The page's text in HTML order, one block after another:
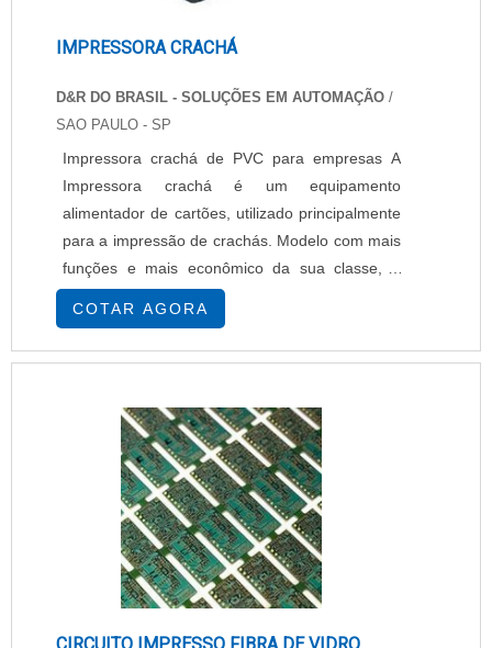
IMPRESSORA CRACHÁ
D&R DO BRASIL - SOLUÇÕES EM AUTOMAÇÃO /
SAO PAULO - SP
Impressora crachá de PVC para empresas A
Impressora crachá é um equipamento
alimentador de cartões, utilizado principalmente
para a impressão de crachás. Modelo com mais
funções e mais econômico da sua classe, a
Impressora crachá de cartões P100i, trabalha
com a alimentação de um cartão por vez. Com
ela, é possível criar cartões individuais
cliente. Funções opcionais, tais como
conectividade Ethernet, codi....
COTAR AGORA